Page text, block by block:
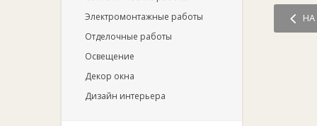
Электромонтажные работы
Отделочные работы
Освещение
Декор окна
Дизайн интерьера